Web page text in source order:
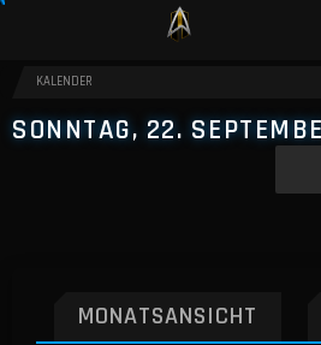
KALENDER
SONNTAG, 22.
MONATSANSICHT